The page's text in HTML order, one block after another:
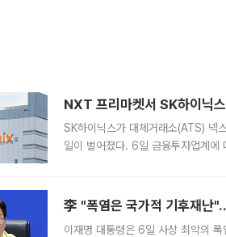
NXT 프리마켓서 SK하이닉
SK하이닉스가 대체거래소(ATS) 넥
일이 벌어졌다. 6일 금융투자업계
李 "폭염은 국가적 기후재난
이재명 대통령은 6일 사상 최악의